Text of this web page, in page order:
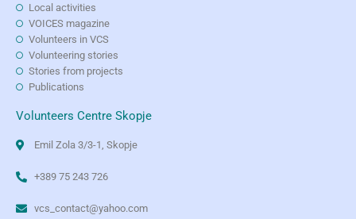
Local activities
VOICES magazine
Volunteers in VCS
Volunteering stories
Stories from projects
Publications
Volunteers Centre Skopje
Emil Zola 3/3-1, Skopje
+389 75 243 726
vcs_contact@yahoo.com